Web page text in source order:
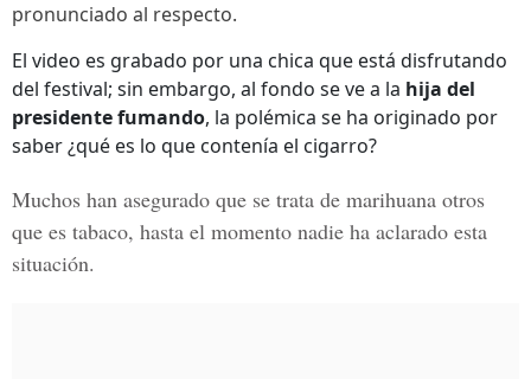
pronunciado al respecto.
El video es grabado por una chica que está disfrutando
del festival; sin embargo, al fondo se ve a la hija del
presidentefumando, la polémica se ha originado por
saber ¿qué es lo que contenía el cigarro?
Muchos han asegurado que se trata de marihuana otros
que es tabaco, hasta el momento nadie ha aclarado esta
situación.